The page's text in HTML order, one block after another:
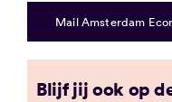
Mail Amsterdam
Blijf jij ook op